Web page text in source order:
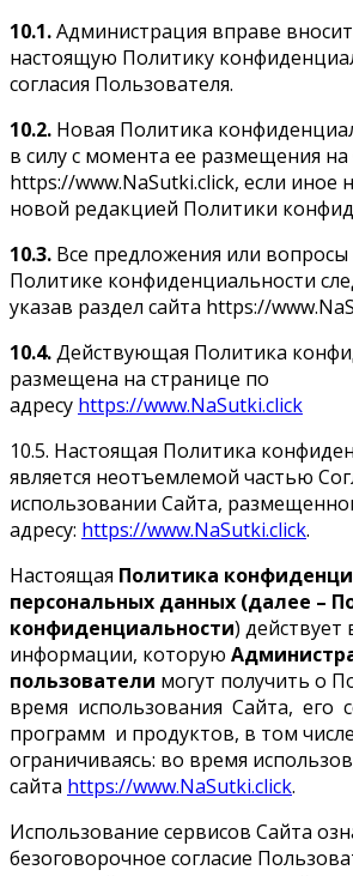
10.1.Администрация вправе
настоящую Политику
согласия Пользователя.
10.2. Новая Политика
в силу с момента ее размещения на
https://www.NaSutki.click, если иное
новой редакцией Политики
10.3. Все предложения или
Политике конфиденциальности
указав раздел сайта https://
10.4.Действующая Политика
размещена на странице по
адресу https://www.NaSutki.click
10.5. Настоящая Политика
является неотъемлемой частью
использовании Сайта,
адресу: https://www.NaSutki.click.
Настоящая Политика
персональных данных (далее –
конфиденциальности)
информации, которую
пользователи могут получить о
время использования Сайта, его
программ и продуктов, в том
ограничиваясь: во время
сайта https://www.NaSutki.click.
Использование сервисов Сайта
безоговорочное согласие